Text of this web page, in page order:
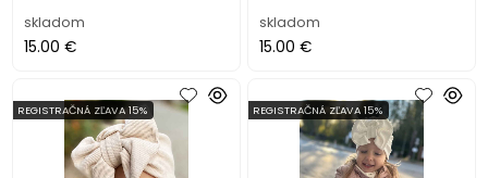
skladom
15.00 €
skladom
15.00 €
REGISTRAČNÁ ZĽAVA 15% REGISTRAČNÁ ZĽAVA 15%